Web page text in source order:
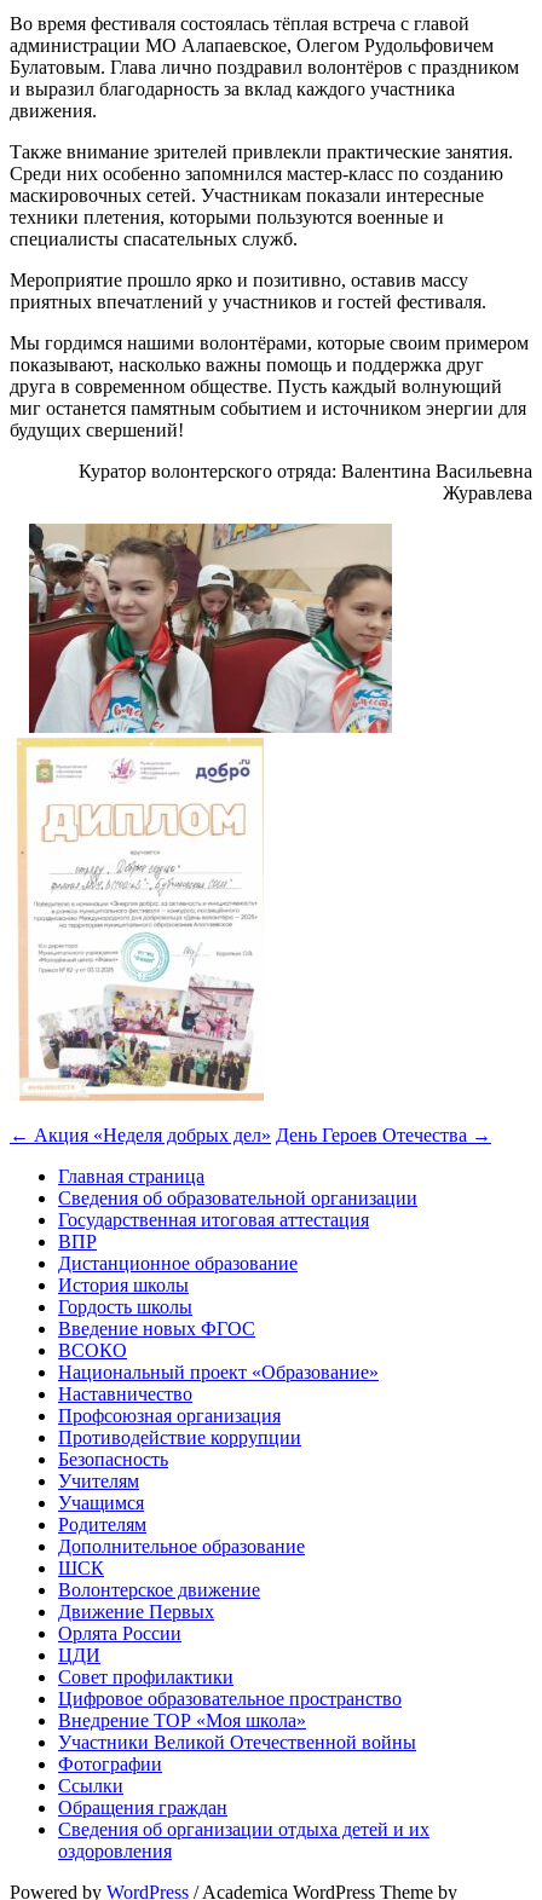
Во время фестиваля состоялась тёплая встреча с главой
администрации МО Алапаевское, Олегом Рудольфовичем
Булатовым. Глава лично поздравил волонтёров с праздником
и выразил благодарность за вклад каждого участника
движения.
Также внимание зрителей привлекли практические занятия.
Среди них особенно запомнился мастер-класс по созданию
маскировочных сетей. Участникам показали интересные
техники плетения, которыми пользуются военные и
специалисты спасательных служб.
Мероприятие прошло ярко и позитивно, оставив массу
приятных впечатлений у участников и гостей фестиваля.
Мы гордимся нашими волонтёрами, которые своим примером
показывают, насколько важны помощь и поддержка друг
друга в современном обществе. Пусть каждый волнующий
миг останется памятным событием и источником энергии для
будущих свершений!
Куратор волонтерского отряда: Валентина Васильевна
Журавлева
← Акция «Неделя добрых дел» День Героев Отечества →
Главная страница
Сведения об образовательной организации
Государственная итоговая аттестация
ВПР
Дистанционное образование
История школы
Гордость школы
Введение новых ФГОС
ВСОКО
Национальный проект «Образование»
Наставничество
Профсоюзная организация
Противодействие коррупции
Безопасность
Учителям
Учащимся
Родителям
Дополнительное образование
ШСК
Волонтерское движение
Движение Первых
Орлята России
ЦДИ
Совет профилактики
Цифровое образовательное пространство
Внедрение ТОР «Моя школа»
Участники Великой Отечественной войны
Фотографии
Ссылки
Обращения граждан
Сведения об организации отдыха детей и их
оздоровления
Powered by WordPress / Academica WordPress Theme by